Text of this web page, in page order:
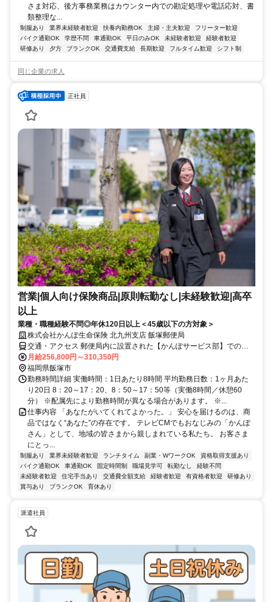
さま対応、後方事務業務はカウンター内での勘定処理や電話応対、書
類整理な...
制服あり 業界未経験者歓迎 扶養内勤務OK 主婦・主夫歓迎
フリーター歓迎
バイク通勤OK
学歴不問 車通勤OK 平日のみOK 未経験者歓迎
経験者歓迎
研修あり
夕方 ブランクOK 交通費支給 長期歓迎 フルタイム歓迎 シフト制
同じ企業の求人
正社員
営業|個人向け保険商品|原則転勤なし|未経験歓迎|高卒
以上
業種・職種経験不問◎年休120日以上＜45歳以下の方対象＞
株式会社かんぽ生命保険 北九州支店 飯塚郵便局
交通・アクセス 郵便局内に設置された【かんぽサービス部】での勤
務となります
月給256,800円～310,350円
福岡県飯塚市
勤務時間詳細 実働時間：1日あたり8時間 平均勤務日数：1ヶ月あた
り20日 8：20～17：20、8：50～17：50等（実働8時間／休憩60
分） ※配属先により勤務時間が異なる場合があります。 ※...
仕事内容 「あなたがいてくれてよかった。」 安心を届けるのは、商
品ではなく“あなた”の存在です。 テレビCMでもおなじみの「かんぽ
さん」として、地域の皆さまから親しまれている私たち。 お客さま
にとっ...
制服あり 業界未経験者歓迎 ランチタイム 副業・WワークOK
資格取得支援あり
バイク通勤OK
車通勤OK 固定時間制 職場見学可 転勤なし
経験不問
未経験者歓迎
住宅手当あり 交通費全額支給 経験者歓迎 有資格者歓迎
研修あり
賞与あり
ブランクOK 育休あり
派遣社員